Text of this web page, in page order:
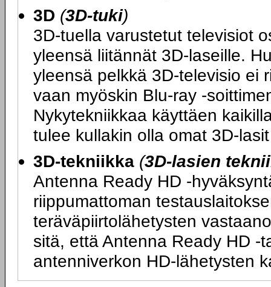
3D (3D-tuki)
3D-tuella varustetut televisiot
yleensä liitännät 3D-laseille.
yleensä pelkkä 3D-televisio ei
vaan myöskin Blu-ray -
Nykytekniikkaa käyttäen
tulee kullakin olla omat 3D-
3D-tekniikka (3D-lasien
Antenna Ready HD -
riippumattoman
teräväpiirtolähetysten
sitä, että Antenna Ready HD -
antenniverkon HD-lähetysten